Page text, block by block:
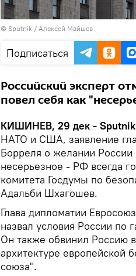
© Sputnik / Алексей Майшев
Подписаться
Российский эксперт
повел себя как
КИШИНЕВ, 29 дек -
НАТО и США, заявление
Борреля о желании России
несерьезное - РФ всегда
комитета Госдумы по
Адальби Шхагошев.
Глава дипломатии
назвал условия России по
Он также обвинил Россию
архитектуре европейской
союза".